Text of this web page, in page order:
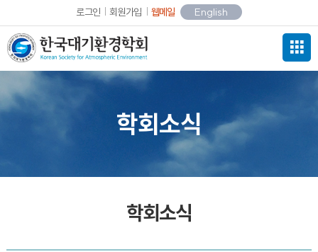
로그인 회원가입 웹메일 English
학회소식
학회소식